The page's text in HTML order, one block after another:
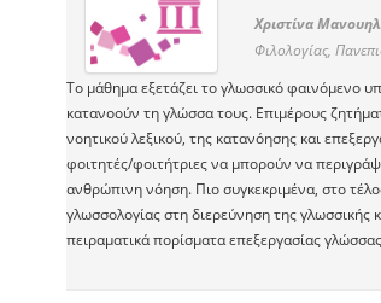
Χριστίνα
Φιλολογίας,
Το µάθηµα εξετάζει το γλωσσικό φαινόµενο
κατανοούν τη γλώσσα τους. Επιµέρους
νοητικού λεξικού, της κατανόησης και
φοιτητές/φοιτήτριες να µπορούν να
ανθρώπινη νόηση. Πιο συγκεκριµένα, στο
γλωσσολογίας στη διερεύνηση της γλωσσικής
πειραµατικά πορίσµατα επεξεργασίας